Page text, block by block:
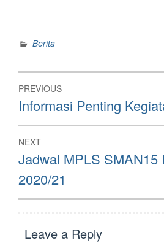
Berita
Post
navigation
PREVIOUS
Previous
post:
Informasi Penting
NEXT
Next
post:
Jadwal MPLS SMAN15
2020/21
Leave a Reply